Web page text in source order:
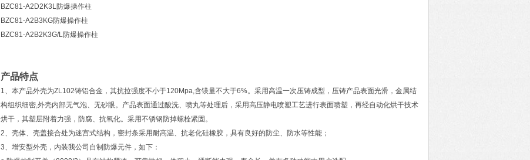
BZC81-A2D2K3L防爆操作柱
BZC81-A2B3KG防爆操作柱
BZC81-A2B2K3G/L防爆操作柱
产品特点
1、本产品外壳为ZL102铸铝合金，其抗拉强度不小于120Mpa,含镁量不大于6%。采用高温一次压铸成型，压铸产品表面光滑，金属结
构组织细密,外壳内部无气泡、无砂眼。产品表面通过酸洗、喷丸等处理后，采用高压静电喷塑工艺进行表面喷塑，再经自动化烘干技术
烘干，其塑层附着力强，防腐、抗氧化。采用不锈钢防掉螺栓紧固。
2、壳体、壳盖接合处为迷宫式结构，密封条采用耐高温、抗老化硅橡胶，具有良好的防尘、防水等性能；
3、增安型外壳，内装我公司自制防爆元件，如下：